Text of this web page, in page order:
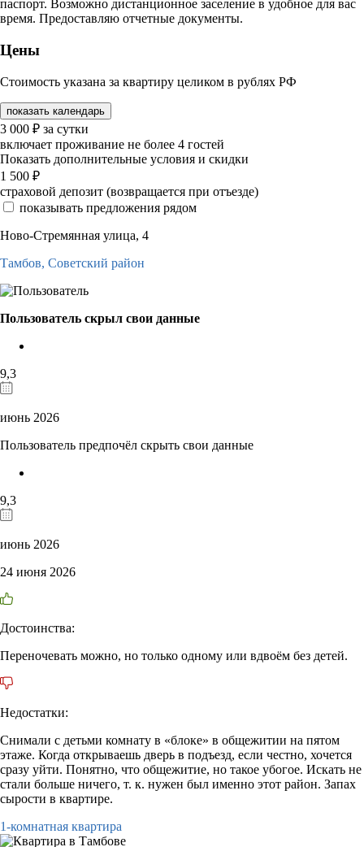
паспорт. Возможно дистанционное заселение в удобное для вас
время. Предоставляю отчетные документы.
Цены
Стоимость указана за квартиру целиком в рублях РФ
показать календарь
3 000 ₽ за сутки
включает проживание не более 4 гостей
Показать дополнительные условия и скидки
1 500 ₽
страховой депозит (возвращается при отъезде)
показывать предложения рядом
Ново-Стремянная улица, 4
Тамбов, Советский район
Пользователь скрыл свои данные
9,3
июнь 2026
Пользователь предпочёл скрыть свои данные
9,3
июнь 2026
24 июня 2026
Достоинства:
Переночевать можно, но только одному или вдвоём без детей.
Недостатки:
Снимали с детьми комнату в «блоке» в общежитии на пятом
этаже. Когда открываешь дверь в подъезд, если честно, хочется
сразу уйти. Понятно, что общежитие, но такое убогое. Искать не
стали больше ничего, т. к. нужен был именно этот район. Запах
сырости в квартире.
1-комнатная квартира